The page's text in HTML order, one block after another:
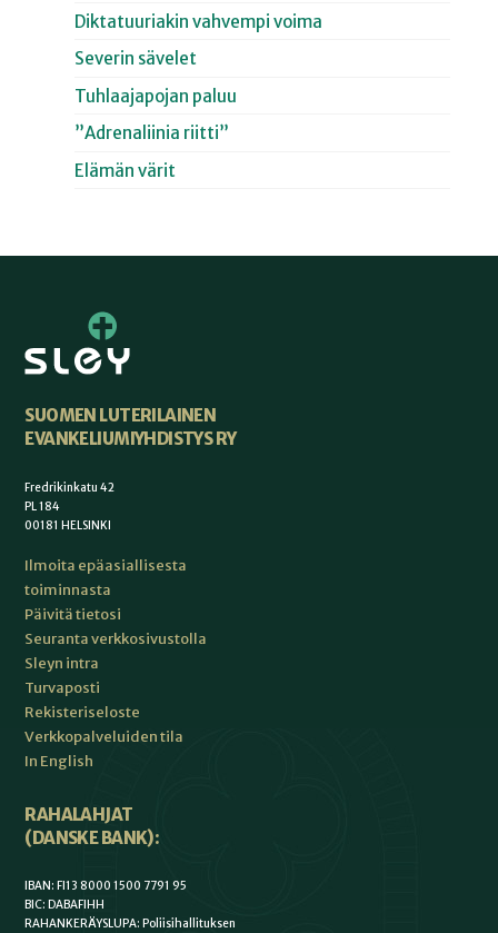
Diktatuuriakin vahvempi voima
Severin sävelet
Tuhlaajapojan paluu
”Adrenaliinia riitti”
Elämän värit
SUOMEN LUTERILAINEN
EVANKELIUMIYHDISTYS RY
Fredrikinkatu 42
PL 184
00181 HELSINKI
Ilmoita epäasiallisesta
toiminnasta
Päivitä tietosi
Seuranta verkkosivustolla
Sleyn intra
Turvaposti
Rekisteriseloste
Verkkopalveluiden tila
In English
RAHALAHJAT
(DANSKE BANK):
IBAN: FI13 8000 1500 7791 95
BIC: DABAFIHH
RAHANKERÄYSLUPA: Poliisihallituksen